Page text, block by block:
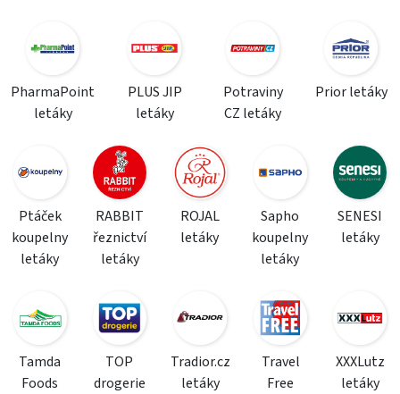
PharmaPoint
letáky
PLUS JIP
letáky
Potraviny
CZ letáky
Prior letáky
Ptáček
koupelny
letáky
RABBIT
řeznictví
letáky
ROJAL
letáky
Sapho
koupelny
letáky
SENESI
letáky
Tamda
Foods
TOP
drogerie
Tradior.cz
letáky
Travel
Free
XXXLutz
letáky